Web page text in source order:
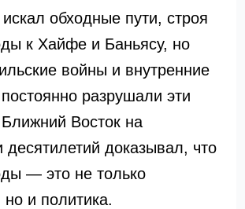
обходные пути, строя
к Хайфе и Баньясу, но
войны и внутренние
разрушали эти
Восток на
десятилетий доказывал, что
— это не только
и политика.